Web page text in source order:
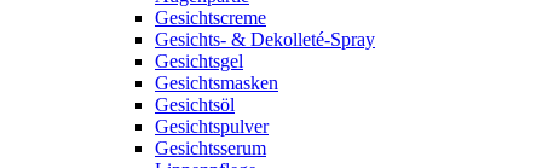
Gesichtscreme
Gesichts- & Dekolleté-Spray
Gesichtsgel
Gesichtsmasken
Gesichtsöl
Gesichtspulver
Gesichtsserum